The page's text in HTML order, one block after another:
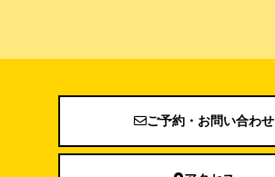
ご予約・お問い合わせ